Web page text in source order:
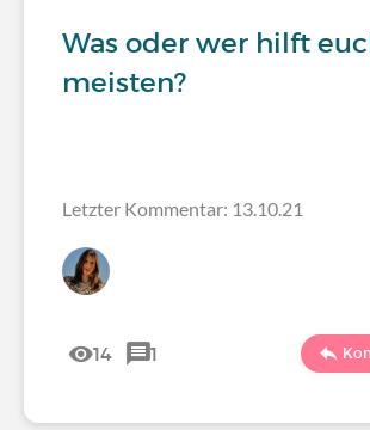
Was oder wer hilft
meisten?
Letzter Kommentar: 13.10.21
14 1